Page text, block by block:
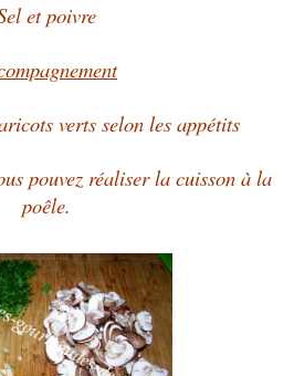
et poivre
verts selon les appétits
pouvez réaliser la cuisson à la
poêle.